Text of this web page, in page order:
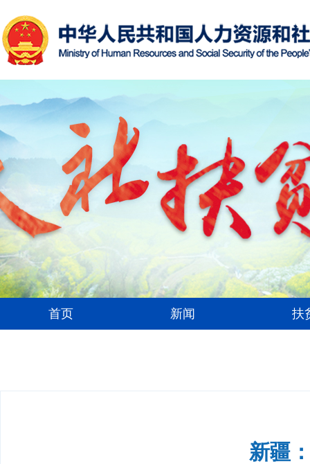
首页 新闻 扶
新疆